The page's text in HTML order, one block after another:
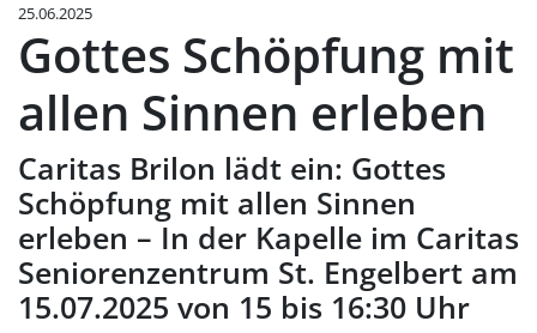
25.06.2025
Gottes Schöpfung mit
allen Sinnen erleben
Caritas Brilon lädt ein: Gottes
Schöpfung mit allen Sinnen
erleben – In der Kapelle im Caritas
Seniorenzentrum St. Engelbert am
15.07.2025 von 15 bis 16:30 Uhr